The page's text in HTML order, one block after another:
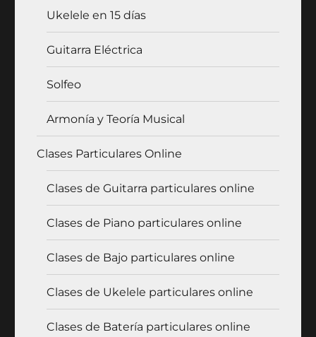
Ukelele en 15 días
Guitarra Eléctrica
Solfeo
Armonía y Teoría Musical
Clases Particulares Online
Clases de Guitarra particulares online
Clases de Piano particulares online
Clases de Bajo particulares online
Clases de Ukelele particulares online
Clases de Batería particulares online